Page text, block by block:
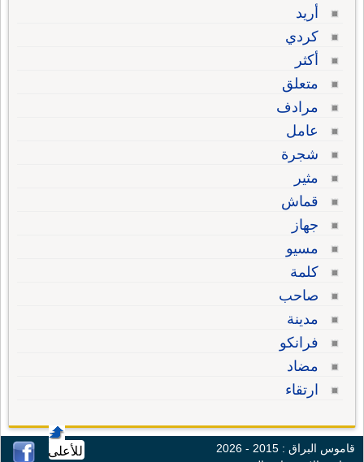
أريد
كردي
أكثر
متعلق
مرادف
عامل
شجرة
مثير
قماش
جهاز
مسيو
كلمة
صاحب
مدينة
فرانكو
مضاد
ارتقاء
للأعلى
قاموس البراق : 2015 - 2026